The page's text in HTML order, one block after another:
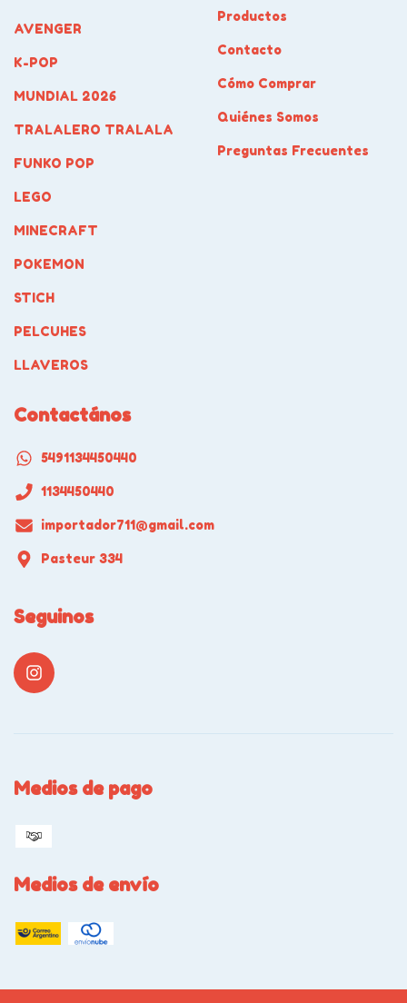
AVENGER
K-POP
MUNDIAL 2026
TRALALERO TRALALA
FUNKO POP
LEGO
MINECRAFT
POKEMON
STICH
PELCUHES
LLAVEROS
Productos
Contacto
Cómo Comprar
Quiénes Somos
Preguntas Frecuentes
Contactános
5491134450440
1134450440
importador711@gmail.com
Pasteur 334
Seguinos
Medios de pago
Medios de envío